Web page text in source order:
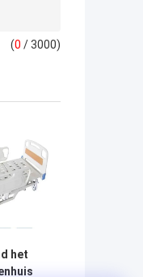
(0 / 3000)
het